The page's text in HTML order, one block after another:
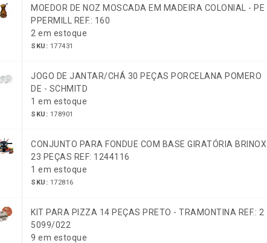
MOEDOR DE NOZ MOSCADA EM MADEIRA COLONIAL - PE
PPERMILL REF.: 160
2 em estoque
SKU: 177431
JOGO DE JANTAR/CHÁ 30 PEÇAS PORCELANA POMERO
DE - SCHMITD
1 em estoque
SKU: 178901
CONJUNTO PARA FONDUE COM BASE GIRATÓRIA BRINOX
23 PEÇAS REF: 1244116
1 em estoque
SKU: 172816
KIT PARA PIZZA 14 PEÇAS PRETO - TRAMONTINA REF.: 2
5099/022
9 em estoque